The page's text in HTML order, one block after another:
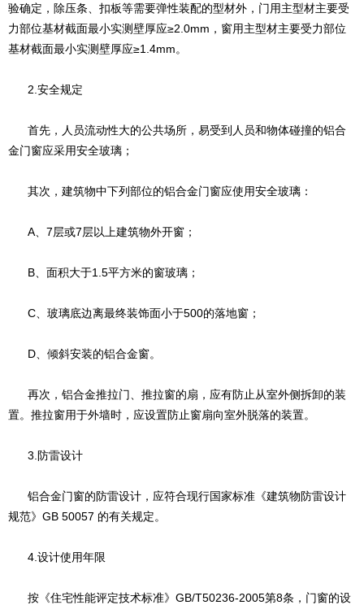
验确定，除压条、扣板等需要弹性装配的型材外，门用主型材主要受
力部位基材截面最小实测壁厚应≥2.0mm，窗用主型材主要受力部位
基材截面最小实测壁厚应≥1.4mm。
2.安全规定
首先，人员流动性大的公共场所，易受到人员和物体碰撞的铝合
金门窗应采用安全玻璃；
其次，建筑物中下列部位的铝合金门窗应使用安全玻璃：
A、7层或7层以上建筑物外开窗；
B、面积大于1.5平方米的窗玻璃；
C、玻璃底边离最终装饰面小于500的落地窗；
D、倾斜安装的铝合金窗。
再次，铝合金推拉门、推拉窗的扇，应有防止从室外侧拆卸的装
置。推拉窗用于外墙时，应设置防止窗扇向室外脱落的装置。
3.防雷设计
铝合金门窗的防雷设计，应符合现行国家标准《建筑物防雷设计
规范》GB 50057 的有关规定。
4.设计使用年限
按《住宅性能评定技术标准》GB/T50236-2005第8条，门窗的设